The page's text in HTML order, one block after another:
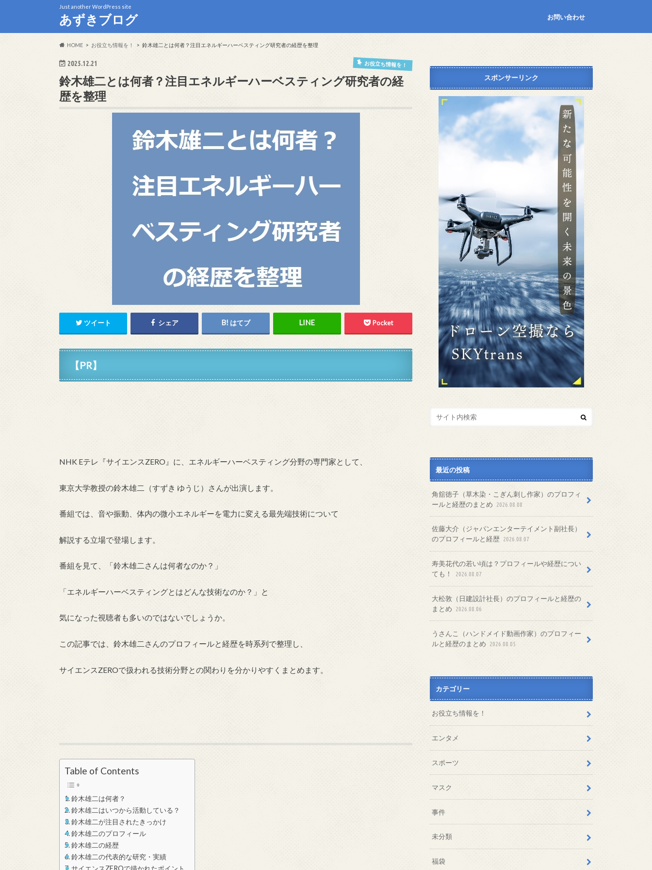
Just another WordPress site
あずきブログ お問い合わせ
HOME お役立ち情報を！ 鈴木雄二とは何者？注目エネルギーハーベスティング研究者の経歴を整理
2025.12.21 お役立ち情報を！
鈴木雄二とは何者？注目エネルギーハーベスティング研究者の経
歴を整理
ツイート シェア はてブ Pocket
【PR】
NHK Eテレ『サイエンスZERO』に、エネルギーハーベスティング分野の専門家として、
東京大学教授の鈴木雄二（すずき ゆうじ）さんが出演します。
番組では、音や振動、体内の微小エネルギーを電力に変える最先端技術について
解説する立場で登場します。
番組を見て、「鈴木雄二さんは何者なのか？」
「エネルギーハーベスティングとはどんな技術なのか？」と
気になった視聴者も多いのではないでしょうか。
この記事では、鈴木雄二さんのプロフィールと経歴を時系列で整理し、
サイエンスZEROで扱われる技術分野との関わりを分かりやすくまとめます。
Table of Contents
鈴木雄二は何者？
鈴木雄二はいつから活動している？
鈴木雄二が注目されたきっかけ
鈴木雄二のプロフィール
鈴木雄二の経歴
鈴木雄二の代表的な研究・実績
サイエンスZEROで描かれたポイント
スポンサーリンク
最近の投稿
角舘徳子（草木染・こぎん刺し作家）のプロフィ
ールと経歴のまとめ
2026.08.08
佐藤大介（ジャパンエンターテイメント副社長）
のプロフィールと経歴 2026.08.07
寿美花代の若い頃は？プロフィールや経歴につい
ても！
2026.08.07
大松敦（日建設計社長）のプロフィールと経歴の
まとめ
2026.08.06
うさんこ（ハンドメイド動画作家）のプロフィー
ルと経歴のまとめ
2026.08.05
カテゴリー
お役立ち情報を！
エンタメ
スポーツ
マスク
事件
未分類
福袋